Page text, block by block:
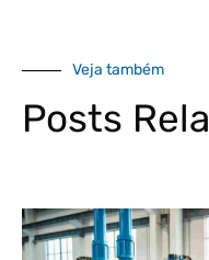
Veja também
Posts